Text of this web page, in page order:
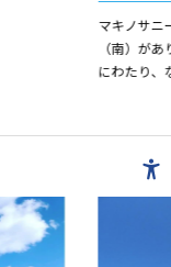
マキノサニ
（南）が
にわたり、
に引き継